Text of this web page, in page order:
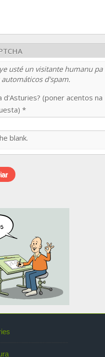
usté un visitante humanu pa
d'spam.
d'Asturies? (poner acentos na
*
blank.